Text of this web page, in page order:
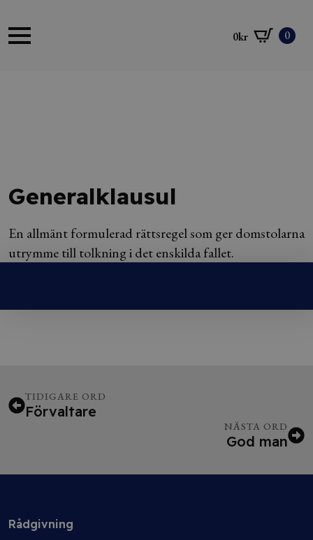
0kr 0
Generalklausul
En allmänt formulerad rättsregel som ger domstolarna
utrymme till tolkning i det enskilda fallet.
TIDIGARE ORD
Förvaltare
NÄSTA ORD
God man
Rådgivning